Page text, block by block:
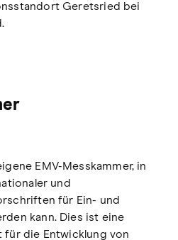
Geretsried bei
EMV-Messkammer, in
und
für Ein- und
kann. Dies ist eine
für die Entwicklung von